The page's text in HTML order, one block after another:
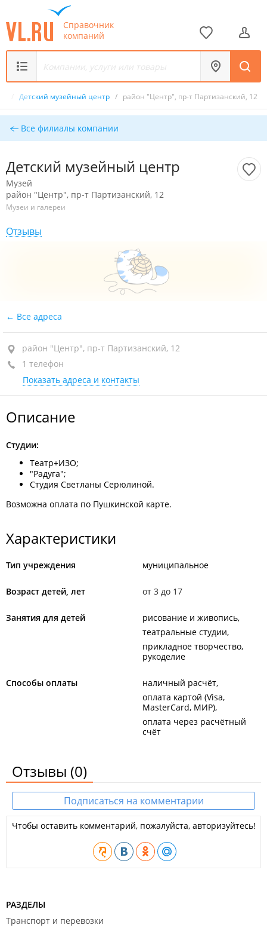
Справочник
компаний
Детский музейный центр / район "Центр", пр-т Партизанский, 12
Все филиалы компании
Детский музейный центр
Музей
район "Центр", пр-т Партизанский, 12
Музеи и галереи
Отзывы
Все адреса
район "Центр", пр-т Партизанский, 12
1 телефон
Показать адреса и контакты
Описание
Студии:
Театр+ИЗО;
"Радуга";
Студия Светланы Серюлиной.
Возможна оплата по Пушкинской карте.
Характеристики
Тип учреждения муниципальное
Возраст детей, лет от 3 до 17
Занятия для детей
рисование и живопись
театральные студии
прикладное творчество,
рукоделие
Способы оплаты
наличный расчёт
оплата картой (Visa,
MasterCard, МИР)
оплата через расчётный
счёт
Отзывы (0)
Подписаться на комментарии
Чтобы оставить комментарий, пожалуйста, авторизуйтесь!
РАЗДЕЛЫ
Транспорт и перевозки